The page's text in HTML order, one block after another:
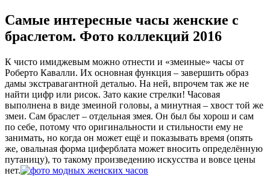
Самые интересные часы женские с
браслетом. Фото коллекций 2016
К чисто имиджевым можно отнести и «змеиные» часы от
Роберто Кавалли. Их основная функция – завершить образ
дамы экстравагантной деталью. На ней, впрочем так же не
найти цифр или рисок. Зато какие стрелки! Часовая
выполнена в виде змеиной головы, а минутная – хвост той же
змеи. Сам браслет – отдельная змея. Он был бы хорош и сам
по себе, потому что оригинальности и стильности ему не
занимать, но когда он может ещё и показывать время (опять
же, овальная форма циферблата может вносить определённую
путаницу), то такому произведению искусства и вовсе цены
нет.